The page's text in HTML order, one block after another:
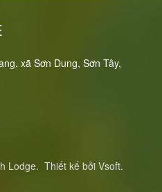
xã Sơn Dung, Sơn Tây,
Lodge. Thiết kế bởi Vsoft.